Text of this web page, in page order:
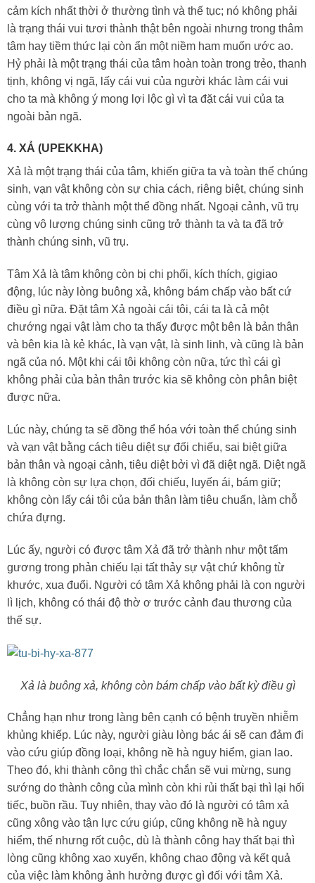
cảm kích nhất thời ở thường tình và thế tục; nó không phải
là trạng thái vui tươi thành thật bên ngoài nhưng trong thâm
tâm hay tiềm thức lại còn ẩn một niềm ham muốn ước ao.
Hỷ phải là một trạng thái của tâm hoàn toàn trong trẻo, thanh
tịnh, không vị ngã, lấy cái vui của người khác làm cái vui
cho ta mà không ý mong lợi lộc gì vì ta đặt cái vui của ta
ngoài bản ngã.
4. XẢ (UPEKKHA)
Xả là một trạng thái của tâm, khiến giữa ta và toàn thể chúng
sinh, vạn vật không còn sự chia cách, riêng biệt, chúng sinh
cùng với ta trở thành một thể đồng nhất. Ngoại cảnh, vũ trụ
cùng vô lượng chúng sinh cũng trở thành ta và ta đã trở
thành chúng sinh, vũ trụ.
Tâm Xả là tâm không còn bị chi phối, kích thích, gigiao
động, lúc này lòng buông xả, không bám chấp vào bất cứ
điều gì nữa. Đặt tâm Xả ngoài cái tôi, cái ta là cả một
chướng ngại vật làm cho ta thấy được một bên là bản thân
và bên kia là kẻ khác, là vạn vật, là sinh linh, và cũng là bản
ngã của nó. Một khi cái tôi không còn nữa, tức thì cái gì
không phải của bản thân trước kia sẽ không còn phân biệt
được nữa.
Lúc này, chúng ta sẽ đồng thể hóa với toàn thể chúng sinh
và vạn vật bằng cách tiêu diệt sự đối chiếu, sai biệt giữa
bản thân và ngoại cảnh, tiêu diệt bởi vì đã diệt ngã. Diệt ngã
là không còn sự lựa chọn, đối chiếu, luyến ái, bám giữ;
không còn lấy cái tôi của bản thân làm tiêu chuẩn, làm chỗ
chứa đựng.
Lúc ấy, người có được tâm Xả đã trở thành như một tấm
gương trong phản chiếu lại tất thảy sự vật chứ không từ
khước, xua đuổi. Người có tâm Xả không phải là con người
lì lịch, không có thái độ thờ ơ trước cảnh đau thương của
thế sự.
Xả là buông xả, không còn bám chấp vào bất kỳ điều gì
Chẳng hạn như trong làng bên cạnh có bệnh truyền nhiễm
khủng khiếp. Lúc này, người giàu lòng bác ái sẽ can đảm đi
vào cứu giúp đồng loại, không nề hà nguy hiểm, gian lao.
Theo đó, khi thành công thì chắc chắn sẽ vui mừng, sung
sướng do thành công của mình còn khi rủi thất bại thì lại hối
tiếc, buồn rầu. Tuy nhiên, thay vào đó là người có tâm xả
cũng xông vào tận lực cứu giúp, cũng không nề hà nguy
hiểm, thế nhưng rốt cuộc, dù là thành công hay thất bại thì
lòng cũng không xao xuyến, không chao động và kết quả
của việc làm không ảnh hưởng được gì đối với tâm Xả.